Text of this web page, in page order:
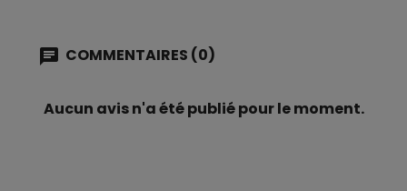
COMMENTAIRES (0)
Aucun avis n'a été publié pour le moment.